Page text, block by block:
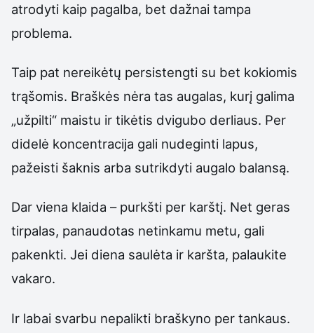
atrodyti kaip pagalba, bet dažnai tampa
problema.
Taip pat nereikėtų persistengti su bet kokiomis
trąšomis. Braškės nėra tas augalas, kurį galima
„užpilti“ maistu ir tikėtis dvigubo derliaus. Per
didelė koncentracija gali nudeginti lapus,
pažeisti šaknis arba sutrikdyti augalo balansą.
Dar viena klaida – purkšti per karštį. Net geras
tirpalas, panaudotas netinkamu metu, gali
pakenkti. Jei diena saulėta ir karšta, palaukite
vakaro.
Ir labai svarbu nepalikti braškyno per tankaus.